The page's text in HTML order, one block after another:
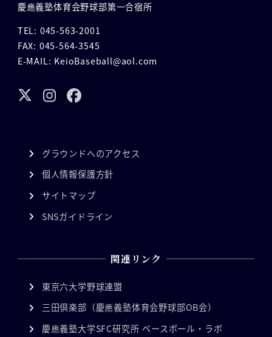
慶應義塾体育会野球部第一合宿所
TEL: 045-563-2001
FAX: 045-564-3545
E-MAIL: KeioBaseball@aol.com
グラウンドへのアクセス
個人情報保護方針
サイトマップ
SNSガイドライン
関連リンク
東京六大学野球連盟
三田倶楽部（慶應義塾体育会野球部OB会）
慶應義塾大学SFC研究所 ベースボール・ラボ